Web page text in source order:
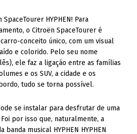
HYPHEN! Para
o Citroën SpaceTourer é
conceito único, com um visual
e colorido. Pelo seu nome
ele faz a ligação entre as famílias
e os SUV, a cidade e os
tudo se torna possível.
se instalar para desfrutar de uma
por isso que, naturalmente, a
banda musical HYPHEN HYPHEN